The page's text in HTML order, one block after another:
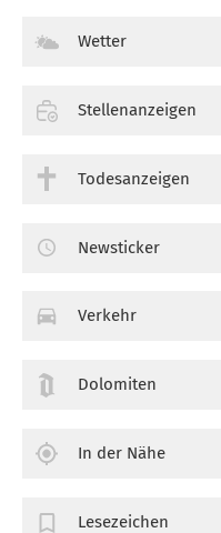
Wetter
Stellenanzeigen
Todesanzeigen
Newsticker
Verkehr
Dolomiten
In der Nähe
Lesezeichen